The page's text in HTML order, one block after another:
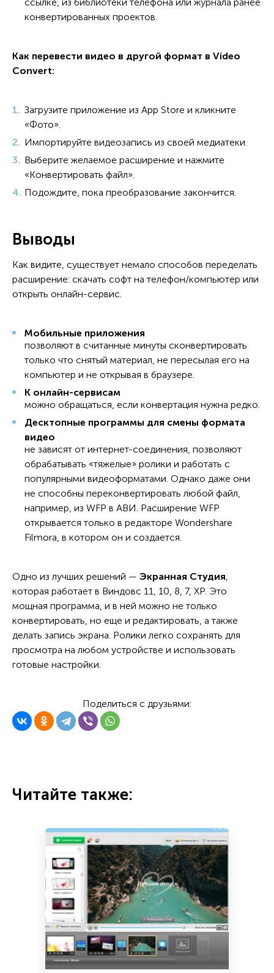
конвертированных проектов.
Как перевести видео в другой формат в Video
Convert:
Загрузите приложение из App Store и кликните
«Фото».
Импортируйте видеозапись из своей медиатеки.
Выберите желаемое расширение и нажмите
«Конвертировать файл».
Подождите, пока преобразование закончится.
Выводы
Как видите, существует немало способов переделать
расширение: скачать софт на телефон/компьютер или
открыть онлайн-сервис.
Мобильные приложения
позволяют в считанные минуты сконвертировать
только что снятый материал, не пересылая его на
компьютер и не открывая в браузере.
К онлайн-сервисам
можно обращаться, если конвертация нужна редко.
Десктопные программы для смены формата
видео
не зависят от интернет-соединения, позволяют
обрабатывать «тяжелые» ролики и работать с
популярными видеоформатами. Однако даже они
не способны переконвертировать любой файл,
например, из WFP в АВИ. Расширение WFP
открывается только в редакторе Wondershare
Filmora, в котором он и создается.
Одно из лучших решений — Экранная Студия
которая работает в Виндовс 11, 10, 8, 7, XP. Это
мощная программа, и в ней можно не только
конвертировать, но еще и редактировать, а также
делать запись экрана. Ролики легко сохранять для
просмотра на любом устройстве и использовать
готовые настройки.
Поделиться с друзьями:
Читайте также: